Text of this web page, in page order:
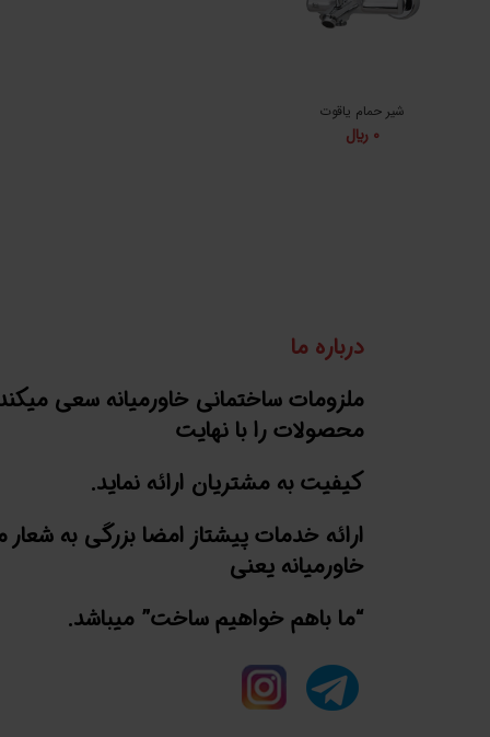
شیر حمام یاقوت
0 ﷼
درباره ما
ملزومات ساختمانی خاورمیانه سعی
محصولات را با نهایت
کیفیت به مشتریان ارائه نماید.
ارائه خدمات پیشتاز امضا بزرگی به شعار
خاورمیانه یعنی
“ما باهم خواهیم ساخت” میباشد.